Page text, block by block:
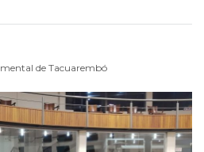
de Tacuarembó